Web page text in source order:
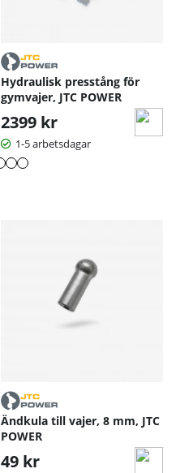
Hydraulisk presstång för
gymvajer, JTC POWER
2399 kr
1-5 arbetsdagar
Ändkula till vajer, 8 mm, JTC
POWER
49 kr